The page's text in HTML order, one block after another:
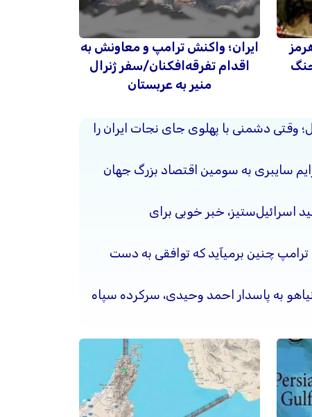
ایران؛ واکنش ترامپ و معاونش به
اقدام تفرقه‌افکنان/سفر ژنرال
منیر به عربستان
وقتی دشمنی با پهلوی جای نجات ایران را
جرایم سایبری به سومین اقتصاد بزرگ جهان
اسرائیل‌ستیز، خبر خوبی برای
ترامپ چنین برمیآید که توافقی به دست
به پاسدار احمد وحیدی، سرکرده سپاه